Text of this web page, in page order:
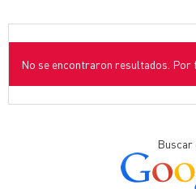
No se encontraron resultados. Por
Buscar